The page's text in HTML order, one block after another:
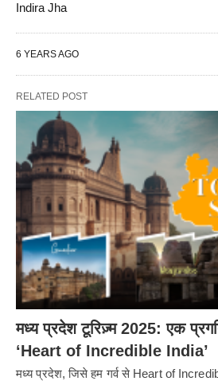
Indira Jha
6 YEARS AGO
RELATED POST
मध्य प्रदेश टूरिज़्म 2025: एक
‘Heart of Incredible India’
मध्य प्रदेश, जिसे हम गर्व से Heart of